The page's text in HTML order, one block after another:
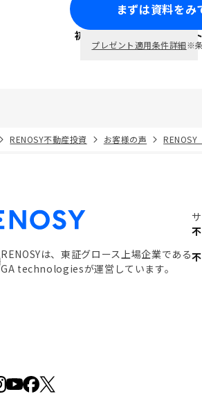
まずは資料をみ
初回面談で ポイント
プレゼント適用条件詳細※
RENOSY不動産投資 お客様の声 RENOSY
RENOSYは、東証グロース上場企業である
GA technologiesが運営しています。